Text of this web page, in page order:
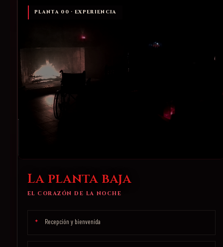
PLANTA 00 · EXPERIENCIA
La planta baja
EL CORAZÓN DE LA NOCHE
Recepción y bienvenida